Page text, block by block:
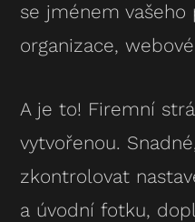
se jménem vašeho
organizace,
A je to! Firemní
vytvořenou.
zkontrolovat
a úvodní fotku,